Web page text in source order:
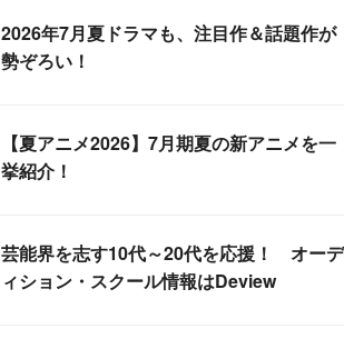
2026年7月夏ドラマも、注目作＆話題作が
勢ぞろい！
【夏アニメ2026】7月期夏の新アニメを一
挙紹介！
芸能界を志す10代～20代を応援！ オーデ
ィション・スクール情報はDeview